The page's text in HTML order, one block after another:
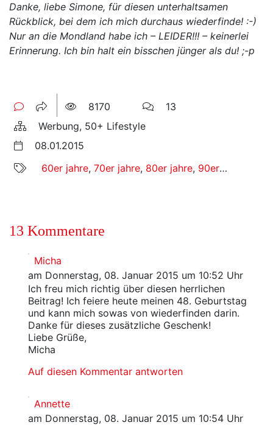
Danke, liebe Simone, für diesen unterhaltsamen
Rückblick, bei dem ich mich durchaus wiederfinde! :-)
Nur an die Mondland habe ich – LEIDER!!! – keinerlei
Erinnerung. Ich bin halt ein bisschen jünger als du! ;-p
8170
13
Werbung, 50+ Lifestyle
08.01.2015
60er jahre, 70er jahre, 80er jahre, 90er jahre
13 Kommentare
Micha
am Donnerstag, 08. Januar 2015 um 10:52 Uhr
Ich freu mich richtig über diesen herrlichen
Beitrag! Ich feiere heute meinen 48. Geburtstag
und kann mich sowas von wiederfinden darin.
Danke für dieses zusätzliche Geschenk!
Liebe Grüße,
Micha
Auf diesen Kommentar antworten
Annette
am Donnerstag, 08. Januar 2015 um 10:54 Uhr